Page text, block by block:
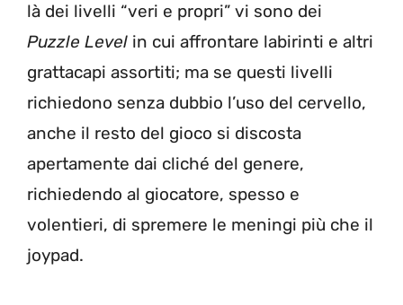
là dei livelli “veri e propri” vi sono dei
Puzzle Level in cui affrontare labirinti e altri
grattacapi assortiti; ma se questi livelli
richiedono senza dubbio l’uso del cervello,
anche il resto del gioco si discosta
apertamente dai cliché del genere,
richiedendo al giocatore, spesso e
volentieri, di spremere le meningi più che il
joypad.